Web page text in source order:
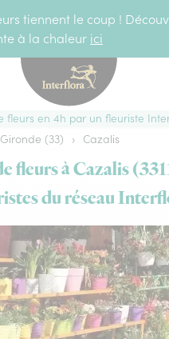
tiennent le coup !
à la chaleur ici
fleurs en 4h par un fleuriste
Gironde (33) › Cazalis
fleurs à Cazalis
du réseau